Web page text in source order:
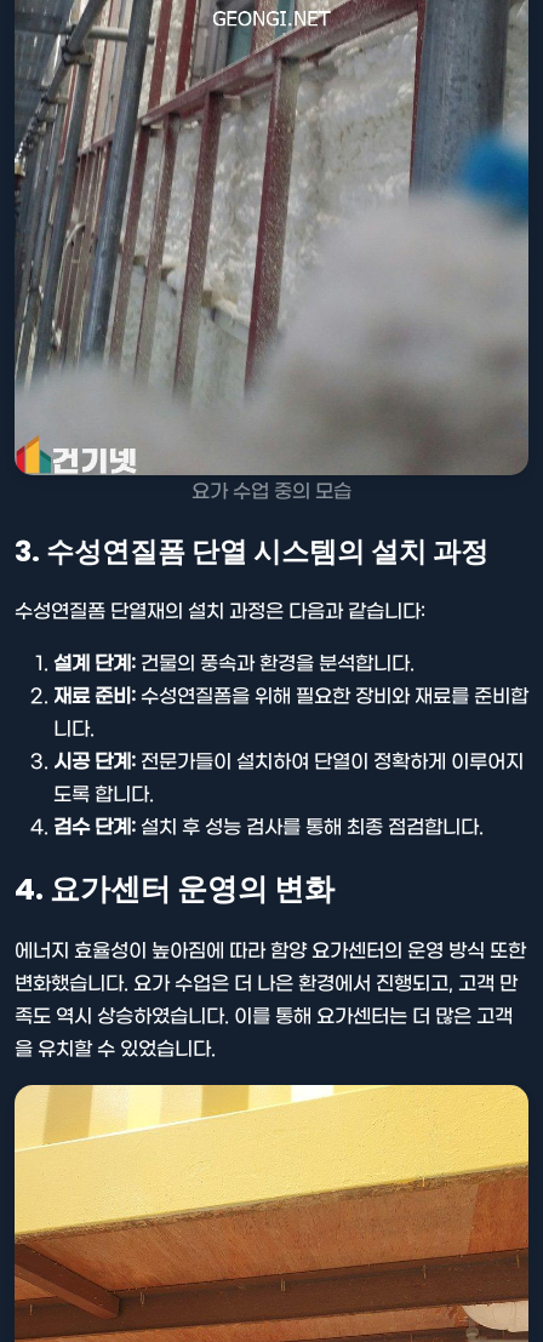
요가 수업 중의 모습
3. 수성연질폼 단열 시스템의 설치 과정
수성연질폼 단열재의 설치 과정은 다음과 같습니다:
설계 단계: 건물의 풍속과 환경을 분석합니다.
재료 준비: 수성연질폼을 위해 필요한 장비와 재료를 준비합
니다.
시공 단계: 전문가들이 설치하여 단열이 정확하게 이루어지
도록 합니다.
검수 단계: 설치 후 성능 검사를 통해 최종 점검합니다.
4. 요가센터 운영의 변화
에너지 효율성이 높아짐에 따라 함양 요가센터의 운영 방식 또한
변화했습니다. 요가 수업은 더 나은 환경에서 진행되고, 고객 만
족도 역시 상승하였습니다. 이를 통해 요가센터는 더 많은 고객
을 유치할 수 있었습니다.